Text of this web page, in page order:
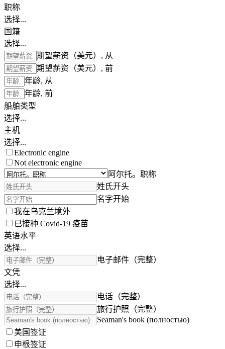
职称
选择...
国籍
选择...
期望薪资（美元）, 从
期望薪资（美元）, 前
年龄, 从
年龄, 前
船舶类型
选择...
主机
选择...
Electronic engine
Not electronic engine
阿尔托。职称
姓氏开头
名字开始
我在乌克兰境外
已接种 Covid-19 疫苗
英语水平
选择...
电子邮件（完整）
文凭
选择...
电话（完整）
旅行护照（完整）
Seaman's book (полностью)
美国签证
申根签证